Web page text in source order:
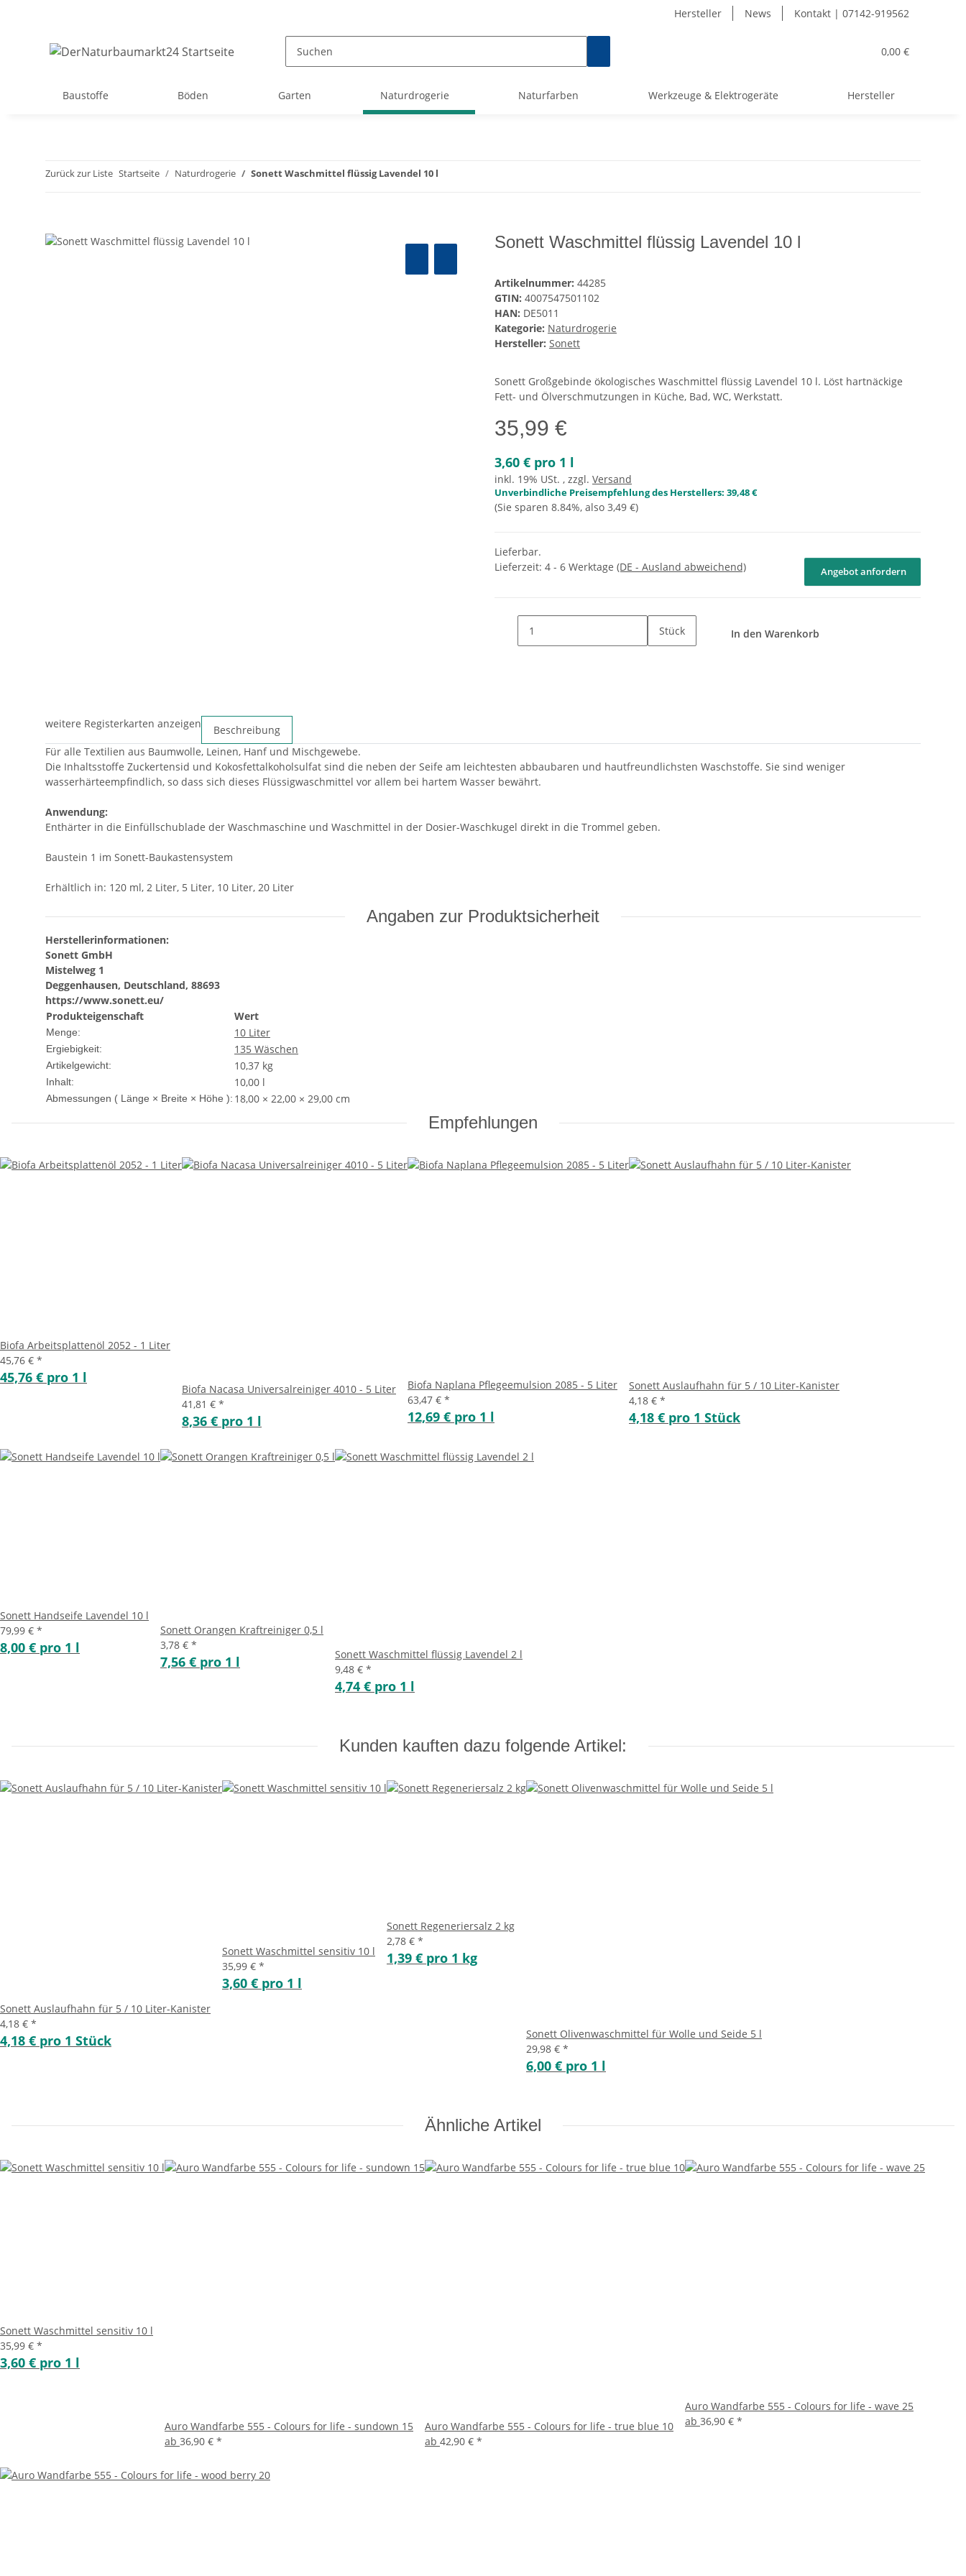
Hersteller News Kontakt | 07142-919562
0,00 €
Baustoffe Böden Garten Naturdrogerie Naturfarben Werkzeuge & Elektrogeräte Hersteller
Zurück zur Liste Startseite Naturdrogerie Sonett Waschmittel flüssig Lavendel 10 l
Sonett Waschmittel flüssig Lavendel 10 l
Artikelnummer: 44285
GTIN: 4007547501102
HAN: DE5011
Kategorie: Naturdrogerie
Hersteller: Sonett
Sonett Großgebinde ökologisches Waschmittel flüssig Lavendel 10 l. Löst hartnäckige
Fett- und Ölverschmutzungen in Küche, Bad, WC, Werkstatt.
35,99 €
3,60 € pro 1 l
inkl. 19% USt. , zzgl. Versand
Unverbindliche Preisempfehlung des Herstellers: 39,48 €
(Sie sparen 8.84%, also 3,49 €)
Lieferbar.
Lieferzeit: 4 - 6 Werktage (DE - Ausland abweichend) Angebot anfordern
Stück In den Warenkorb
weitere Registerkarten anzeigen
Beschreibung
Für alle Textilien aus Baumwolle, Leinen, Hanf und Mischgewebe.
Die Inhaltsstoffe Zuckertensid und Kokosfettalkoholsulfat sind die neben der Seife am leichtesten abbaubaren und hautfreundlichsten Waschstoffe. Sie sind weniger
wasserhärteempfindlich, so dass sich dieses Flüssigwaschmittel vor allem bei hartem Wasser bewährt.
Anwendung:
Enthärter in die Einfüllschublade der Waschmaschine und Waschmittel in der Dosier-Waschkugel direkt in die Trommel geben.
Baustein 1 im Sonett-Baukastensystem
Erhältlich in: 120 ml, 2 Liter, 5 Liter, 10 Liter, 20 Liter
Angaben zur Produktsicherheit
Herstellerinformationen:
Sonett GmbH
Mistelweg 1
Deggenhausen, Deutschland, 88693
https://www.sonett.eu/
Produkteigenschaft
Wert
Menge: 10 Liter
Ergiebigkeit: 135 Wäschen
Artikelgewicht: 10,37 kg
Inhalt: 10,00 l
Abmessungen ( Länge × Breite × Höhe ): 18,00 × 22,00 × 29,00 cm
Empfehlungen
Biofa Arbeitsplattenöl 2052 - 1 Liter
45,76 € *
45,76 € pro 1 l
Biofa Nacasa Universalreiniger 4010 - 5 Liter
41,81 € *
8,36 € pro 1 l
Biofa Naplana Pflegeemulsion 2085 - 5 Liter
63,47 € *
12,69 € pro 1 l
Sonett Auslaufhahn für 5 / 10 Liter-Kanister
4,18 € *
4,18 € pro 1 Stück
Sonett Handseife Lavendel 10 l
79,99 € *
8,00 € pro 1 l
Sonett Orangen Kraftreiniger 0,5 l
3,78 € *
7,56 € pro 1 l
Sonett Waschmittel flüssig Lavendel 2 l
9,48 € *
4,74 € pro 1 l
Kunden kauften dazu folgende Artikel:
Sonett Auslaufhahn für 5 / 10 Liter-Kanister
4,18 € *
4,18 € pro 1 Stück
Sonett Waschmittel sensitiv 10 l
35,99 € *
3,60 € pro 1 l
Sonett Regeneriersalz 2 kg
2,78 € *
1,39 € pro 1 kg
Sonett Olivenwaschmittel für Wolle und Seide 5 l
29,98 € *
6,00 € pro 1 l
Ähnliche Artikel
Sonett Waschmittel sensitiv 10 l
35,99 € *
3,60 € pro 1 l
Auro Wandfarbe 555 - Colours for life - sundown 15
ab 36,90 € *
Auro Wandfarbe 555 - Colours for life - true blue 10
ab 42,90 € *
Auro Wandfarbe 555 - Colours for life - wave 25
ab 36,90 € *